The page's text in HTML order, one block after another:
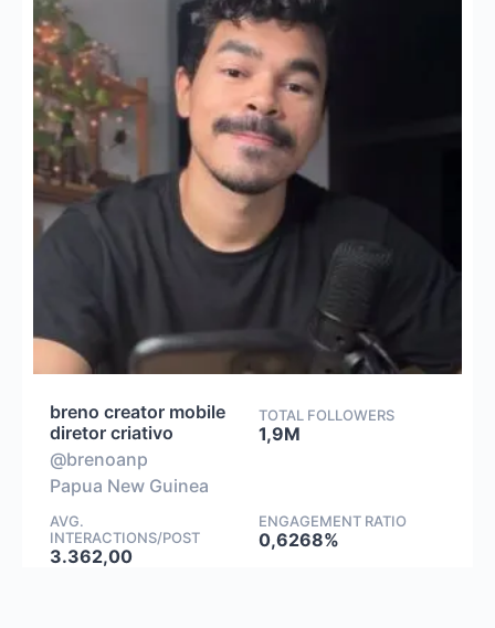
breno creator mobile
diretor criativo
@brenoanp
Papua New Guinea
TOTAL FOLLOWERS
1,9M
AVG.
INTERACTIONS/POST
3.362,00
ENGAGEMENT RATIO
0,6268%